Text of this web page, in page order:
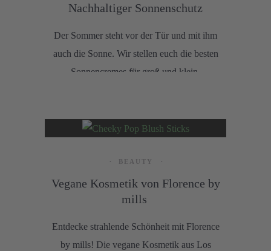
Nachhaltiger Sonnenschutz
Der Sommer steht vor der Tür und mit ihm
auch die Sonne. Wir stellen euch die besten
Sonnencremes für groß und klein,
für diesen Sommer vor.
BEAUTY
Vegane Kosmetik von Florence by
mills
Entdecke strahlende Schönheit mit Florence
by mills! Die vegane Kosmetik aus Los